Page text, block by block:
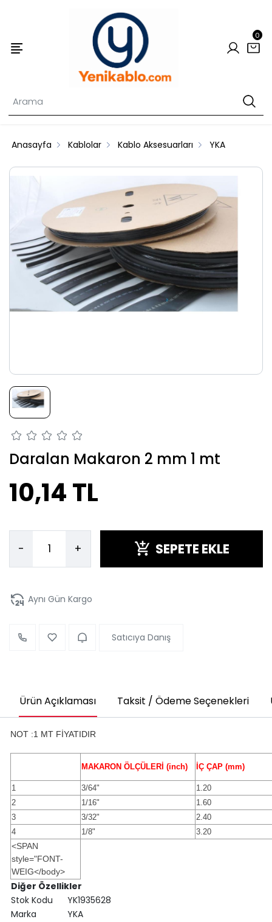
0
Anasayfa Kablolar Kablo Aksesuarları YKA
Daralan Makaron 2 mm 1 mt
10,14 TL
- + SEPETE EKLE
Aynı Gün Kargo
Satıcıya Danış
Ürün Açıklaması Taksit / Ödeme Seçenekleri
NOT :1 MT FİYATIDIR
MAKARON ÖLÇÜLERİ (inch) İÇ ÇAP (mm)
1 3/64"
1.20
2
1/16"
1.60
3
3/32"
2.40
4
1/8" 3.20
<SPAN
style="FONT-
WEIG</body>
Diğer Özellikler
Stok Kodu
YK1935628
Marka
YKA